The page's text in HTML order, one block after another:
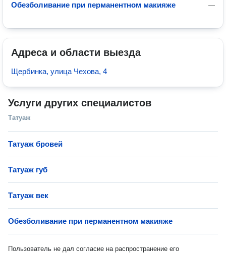
—
Обезболивание при перманентном макияже
Адреса и области выезда
Щербинка, улица Чехова, 4
Услуги других специалистов
Татуаж
Татуаж бровей
Татуаж губ
Татуаж век
Обезболивание при перманентном макияже
Пользователь не дал согласие на распространение его